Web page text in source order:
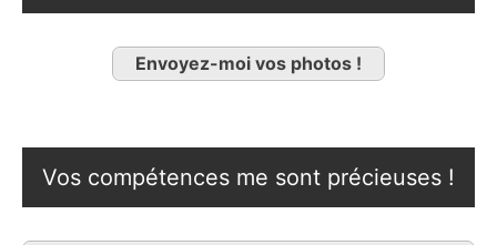
Envoyez-moi vos photos !
Vos compétences me sont précieuses !